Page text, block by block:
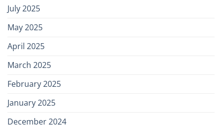
July 2025
May 2025
April 2025
March 2025
February 2025
January 2025
December 2024